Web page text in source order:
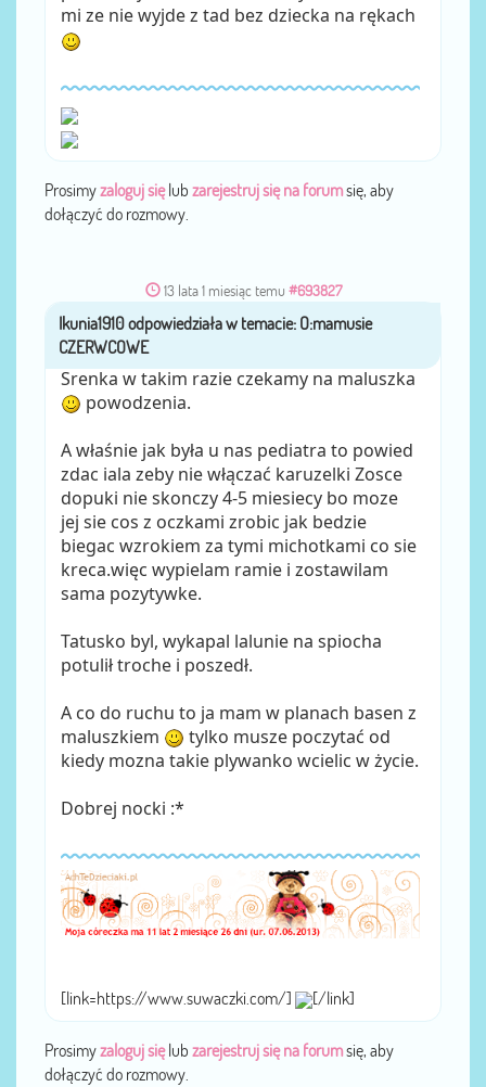
mi ze nie wyjde z tad bez dziecka na rękach
Prosimyzaloguj sięlub zarejestruj się na forumsię, aby
dołączyć do rozmowy.
13 lata 1 miesiąc temu #693827
przezIkunia1910
Srenka w takim razie czekamy na maluszka
powodzenia.
A właśnie jak była u nas pediatra to powied
zdac iala zeby nie włączać karuzelki Zosce
dopuki nie skonczy 4-5 miesiecy bo moze
jej sie cos z oczkami zrobic jak bedzie
biegac wzrokiem za tymi michotkami co sie
kreca.więc wypielam ramie i zostawilam
sama pozytywke.
Tatusko byl, wykapal lalunie na spiocha
potulił troche i poszedł.
A co do ruchu to ja mam w planach basen z
maluszkiem
tylko musze poczytać od
kiedy mozna takie plywanko wcielic w życie.
Dobrej nocki :*
[link=https://www.suwaczki.com/] [/link]
Prosimyzaloguj sięlub zarejestruj się na forumsię, aby
dołączyć do rozmowy.